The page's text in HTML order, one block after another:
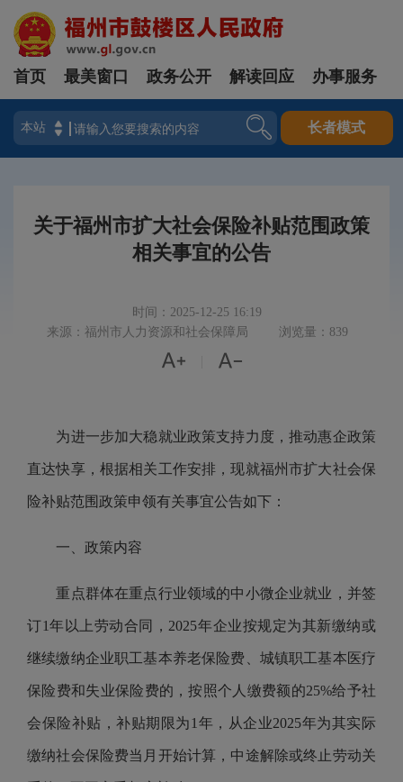
登录
首页 最美窗口 政务公开 解读回应 办事服务
长者模式
关于福州市扩大社会保险补贴范围政策
相关事宜的公告
时间：2025-12-25 16:19
来源：福州市人力资源和社会保障局
浏览量：839
 
为进一步加大稳就业政策支持力度，推动惠企政策
直达快享，根据相关工作安排，现就福州市扩大社会保
险补贴范围政策申领有关事宜公告如下：
一、政策内容
重点群体在重点行业领域的中小微企业就业，并签
订1年以上劳动合同，2025年企业按规定为其新缴纳或
继续缴纳企业职工基本养老保险费、城镇职工基本医疗
保险费和失业保险费的，按照个人缴费额的25%给予社
会保险补贴，补贴期限为1年，从企业2025年为其实际
缴纳社会保险费当月开始计算，中途解除或终止劳动关